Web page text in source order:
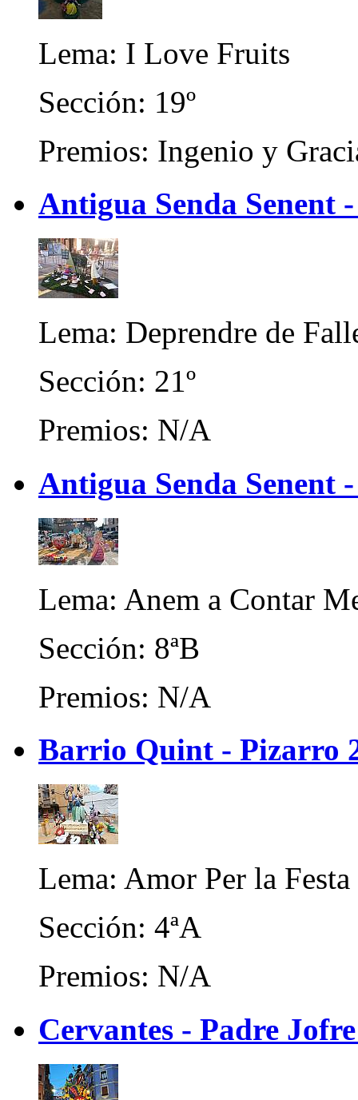
Lema: I Love Fruits
Sección: 19º
Premios: Ingenio y
Antigua Senda Senent
Lema: Deprendre de
Sección: 21º
Premios: N/A
Antigua Senda Senent
Lema: Anem a Contar
Sección: 8ªB
Premios: N/A
Barrio Quint - Pizarro
Lema: Amor Per la Festa
Sección: 4ªA
Premios: N/A
Cervantes - Padre